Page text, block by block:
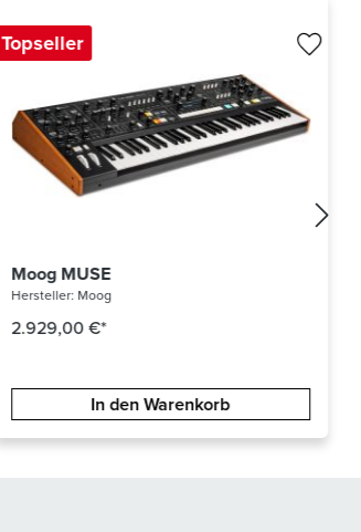
Topseller
Yamaha DM3S
Hersteller: YAMAHA
1.502,53 €*
In den Warenkorb